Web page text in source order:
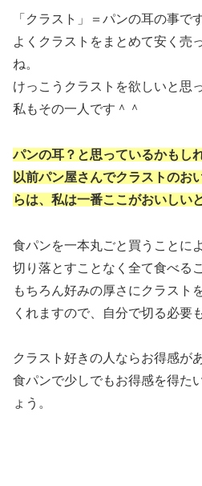
「クラスト」＝パンの耳の事です
よくクラストをまとめて安く売
ね。
けっこうクラストを欲しいと思
私もその一人です＾＾
パンの耳？と思っているかもし
以前パン屋さんでクラストのお
らは、私は一番ここがおいしい
食パンを一本丸ごと買うことに
切り落とすことなく全て食べる
もちろん好みの厚さにクラスト
くれますので、自分で切る必要
クラスト好きの人ならお得感が
食パンで少しでもお得感を得た
ょう。